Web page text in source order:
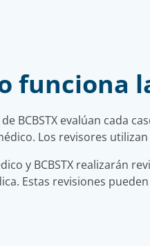
funciona
BCBSTX evalúan cada
Los revisores
y BCBSTX realizarán
Estas revisiones